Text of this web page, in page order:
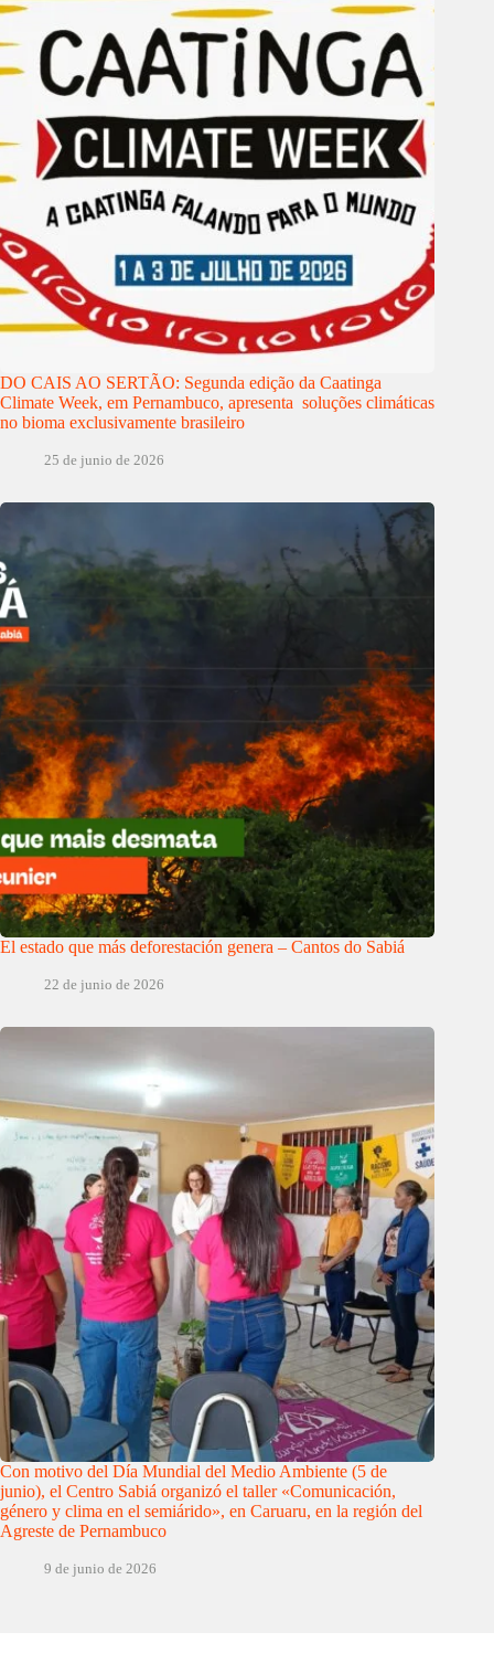
DO CAIS AO SERTÃO: Segunda edição da Caatinga
Climate Week, em Pernambuco, apresenta soluções climáticas
no bioma exclusivamente brasileiro
25 de junio de 2026
El estado que más deforestación genera – Cantos do Sabiá
22 de junio de 2026
Con motivo del Día Mundial del Medio Ambiente (5 de
junio), el Centro Sabiá organizó el taller «Comunicación,
género y clima en el semiárido», en Caruaru, en la región del
Agreste de Pernambuco
9 de junio de 2026